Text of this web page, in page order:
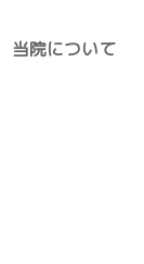
当院について